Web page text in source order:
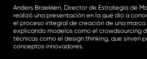
Anders Braekken, Director de Estrategia de
realizó una presentación en la que dio a
el proceso integral de creación de una marca
explicando modelos como el crowdsourcing
técnicas como el design thinking, que sirven
conceptos innovadores.